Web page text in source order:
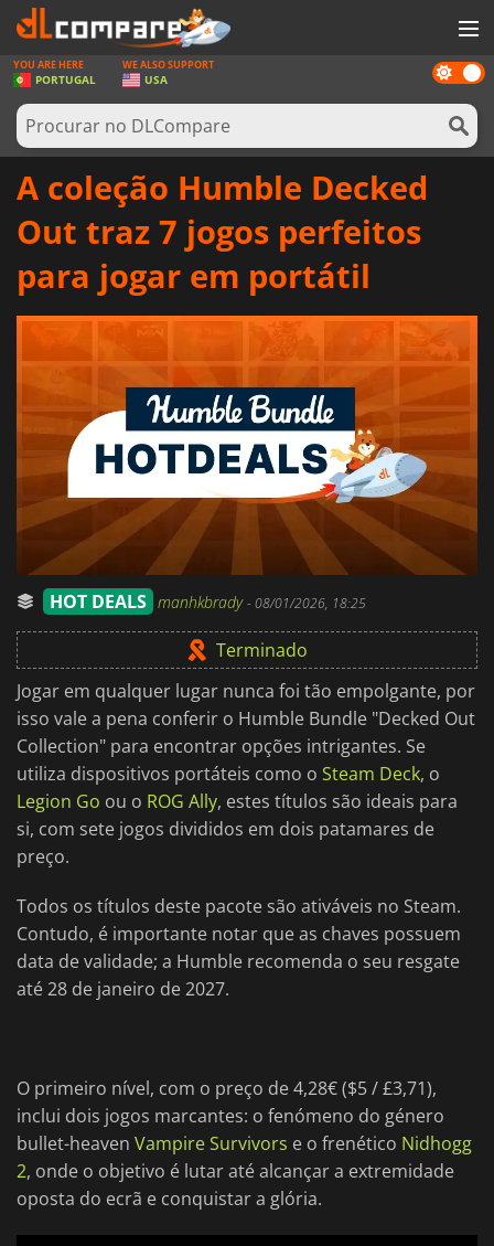
JOGOS
GAME CARDS
SOFTWARE
NOTÍCIAS
ENTRAR OU REGISTAR
Dark
mode
YOU ARE HERE
PORTUGAL
WE ALSO SUPPORT
USA
A coleção Humble Decked
Out traz 7 jogos perfeitos
para jogar em portátil
HOT DEALS manhkbrady-08/01/2026, 18:25
Terminado
Jogar em qualquer lugar nunca foi tão empolgante, por
isso vale a pena conferir o Humble Bundle "Decked Out
Collection" para encontrar opções intrigantes. Se
utiliza dispositivos portáteis como o Steam Deck, o
Legion Go ou o ROG Ally, estes títulos são ideais para
si, com sete jogos divididos em dois patamares de
preço.
Todos os títulos deste pacote são ativáveis no Steam.
Contudo, é importante notar que as chaves possuem
data de validade; a Humble recomenda o seu resgate
até 28 de janeiro de 2027.
O primeiro nível, com o preço de 4,28€ ($5 / £3,71),
inclui dois jogos marcantes: o fenómeno do género
bullet-heaven Vampire Survivors e o frenético Nidhogg
2, onde o objetivo é lutar até alcançar a extremidade
oposta do ecrã e conquistar a glória.